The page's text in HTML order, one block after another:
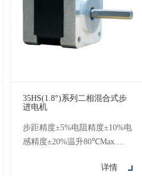
35HS(1.8°)系列二相混合式步
进电机
步距精度±5%电阻精度±10%电
感精度±20%温升80℃Max.环
100MΩMin.500V DC耐压500
详情